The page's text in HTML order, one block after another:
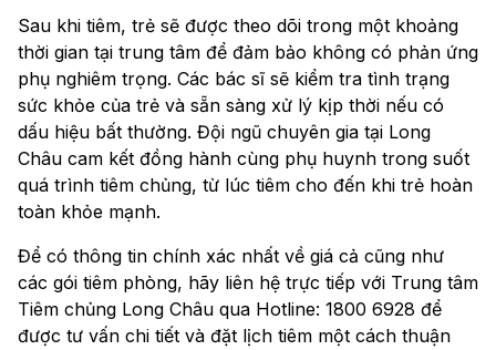
Sau khi tiêm, trẻ sẽ được theo dõi trong một khoảng
thời gian tại trung tâm để đảm bảo không có phản ứng
phụ nghiêm trọng. Các bác sĩ sẽ kiểm tra tình trạng
sức khỏe của trẻ và sẵn sàng xử lý kịp thời nếu có
dấu hiệu bất thường. Đội ngũ chuyên gia tại Long
Châu cam kết đồng hành cùng phụ huynh trong suốt
quá trình tiêm chủng, từ lúc tiêm cho đến khi trẻ hoàn
toàn khỏe mạnh.
Để có thông tin chính xác nhất về giá cả cũng như
các gói tiêm phòng, hãy liên hệ trực tiếp với Trung tâm
Tiêm chủng Long Châu qua Hotline: 1800 6928 để
được tư vấn chi tiết và đặt lịch tiêm một cách thuận